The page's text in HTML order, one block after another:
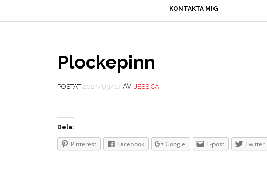
KONTAKTA MIG
Plockepinn
POSTAT 2024/03/17 AV JESSICA
Dela:
Pinterest Facebook Google E-post Twitter